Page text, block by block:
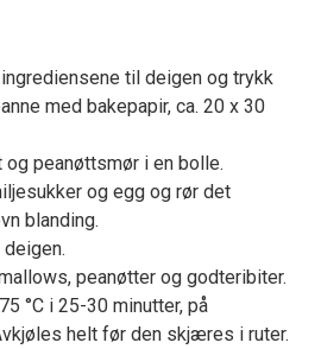
til deigen og trykk
med bakepapir, ca. 20 x 30
og peanøttsmør i en bolle.
og egg og rør det
blanding.
peanøtter og godteribiter.
°C i 25-30 minutter, på
helt før den skjæres i ruter.